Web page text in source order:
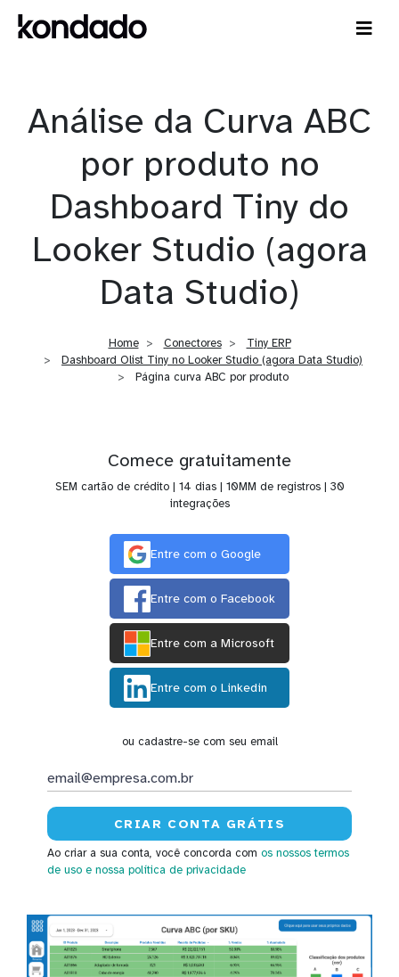
Análise da Curva ABC
por produto no
Dashboard Tiny do
Looker Studio (agora
Data Studio)
Home Conectores
Tiny ERP
Dashboard Olist Tiny no Looker Studio (agora Data Studio)
Página curva ABC por produto
Comece gratuitamente
SEM cartão de crédito | 14 dias | 10MM de registros | 30
integrações
Entre com o Google
Entre com o Facebook
Entre com a Microsoft
Entre com o Linkedin
ou cadastre-se com seu email
Ao criar a sua conta, você concorda com os nossos termos
de uso e nossa política de privacidade